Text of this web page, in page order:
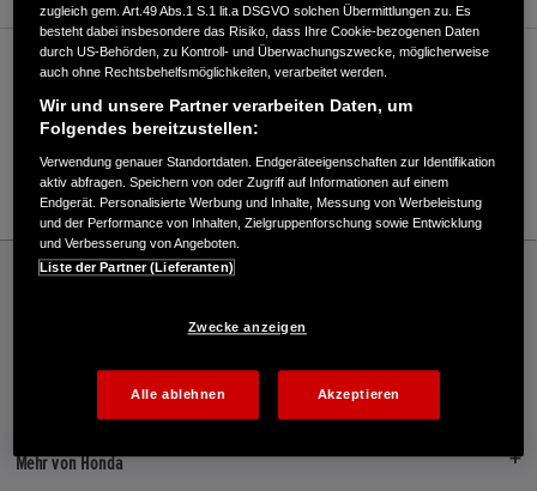
Verkauf / Kundendienst
0421/3339026
E-Mail
Honda
Marine
Website | The Power of Dreams
Mehr von Honda
zugleich gem. Art.49 Abs.1 S.1 lit.a DSGVO solchen Übermittlungen zu. Es
besteht dabei insbesondere das Risiko, dass Ihre Cookie-bezogenen Daten
durch US-Behörden, zu Kontroll- und Überwachungszwecke, möglicherweise
auch ohne Rechtsbehelfsmöglichkeiten, verarbeitet werden.
Wir und unsere Partner verarbeiten Daten, um
Folgendes bereitzustellen:
Verwendung genauer Standortdaten. Endgeräteeigenschaften zur Identifikation
aktiv abfragen. Speichern von oder Zugriff auf Informationen auf einem
Endgerät. Personalisierte Werbung und Inhalte, Messung von Werbeleistung
und der Performance von Inhalten, Zielgruppenforschung sowie Entwicklung
und Verbesserung von Angeboten.
Liste der Partner (Lieferanten)
Zwecke anzeigen
Alle ablehnen Akzeptieren